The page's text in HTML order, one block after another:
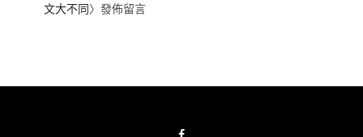
文大不同〉發佈留言